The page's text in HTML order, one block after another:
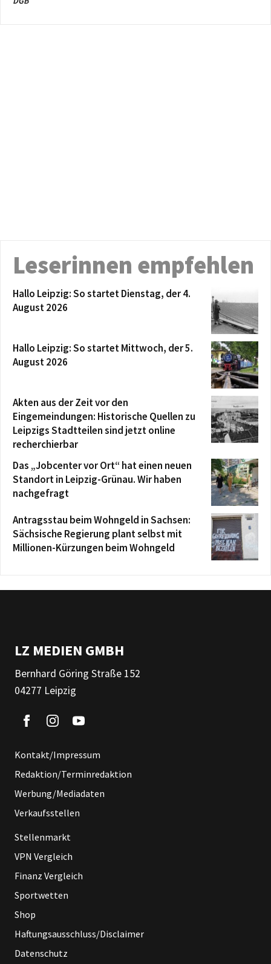
Leserinnen empfehlen
Hallo Leipzig: So startet Dienstag, der 4.
August 2026
Hallo Leipzig: So startet Mittwoch, der 5.
August 2026
Akten aus der Zeit vor den
Eingemeindungen: Historische Quellen zu
Leipzigs Stadtteilen sind jetzt online
recherchierbar
Das „Jobcenter vor Ort“ hat einen neuen
Standort in Leipzig-Grünau. Wir haben
nachgefragt
Antragsstau beim Wohngeld in Sachsen:
Sächsische Regierung plant selbst mit
Millionen-Kürzungen beim Wohngeld
LZ MEDIEN GMBH
Bernhard Göring Straße 152
04277 Leipzig
Kontakt/Impressum
Redaktion/Terminredaktion
Werbung/Mediadaten
Verkaufsstellen
Stellenmarkt
VPN Vergleich
Finanz Vergleich
Sportwetten
Shop
Haftungsausschluss/Disclaimer
Datenschutz